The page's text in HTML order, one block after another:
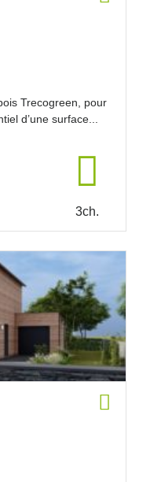
Trecogreen, pour
d’une surface...
3ch.